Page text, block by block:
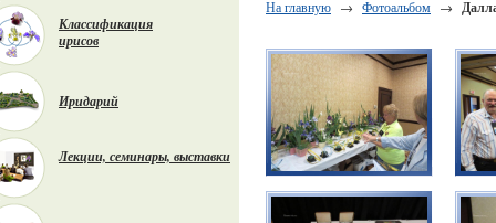
Классификация
ирисов
Иридарий
Лекции, семинары, выставки
На главную → Фотоальбом →